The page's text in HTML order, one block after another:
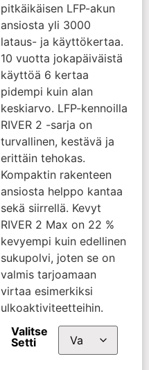
pitkäikäisen LFP-akun
ansiosta yli 3000
lataus- ja käyttökertaa.
10 vuotta jokapäiväistä
käyttöä 6 kertaa
pidempi kuin alan
keskiarvo. LFP-kennoilla
RIVER 2 -sarja on
turvallinen, kestävä ja
erittäin tehokas.
Kompaktin rakenteen
ansiosta helppo kantaa
sekä siirrellä. Kevyt
RIVER 2 Max on 22 %
kevyempi kuin edellinen
sukupolvi, joten se on
valmis tarjoamaan
virtaa esimerkiksi
ulkoaktiviteetteihin.
Valitse
Setti